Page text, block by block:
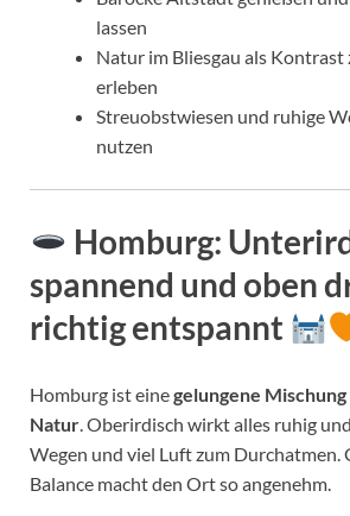
lassen
Natur im Bliesgau als Kontrast
erleben
Streuobstwiesen und ruhige
nutzen
Homburg:
spannend und oben
richtig entspannt
Homburg ist einegelungene Mischung
Natur . Oberirdisch wirkt alles ruhig
Wegen und viel Luft zum Durchatmen.
Balance macht den Ort so angenehm.